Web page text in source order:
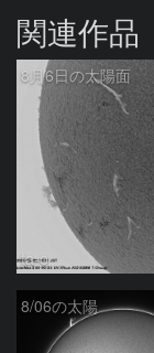
関連作品
8月6日の太陽面
ta-o
8/06の太陽